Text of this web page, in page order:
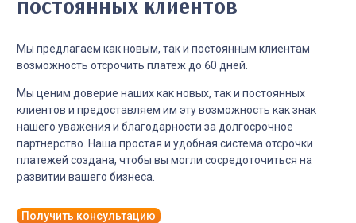
Мы предлагаем как новым, так и постоянным клиентам
возможность отсрочить платеж до 60 дней.
Мы ценим доверие наших как новых, так и постоянных
клиентов и предоставляем им эту возможность как знак
нашего уважения и благодарности за долгосрочное
партнерство. Наша простая и удобная система отсрочки
платежей создана, чтобы вы могли сосредоточиться на
развитии вашего бизнеса.
Получить консультацию